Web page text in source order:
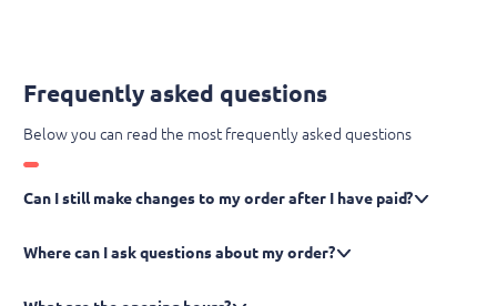
Frequently asked questions
Below you can read the most frequently asked questions
Can I still make changes to my order after I have paid?
Where can I ask questions about my order?